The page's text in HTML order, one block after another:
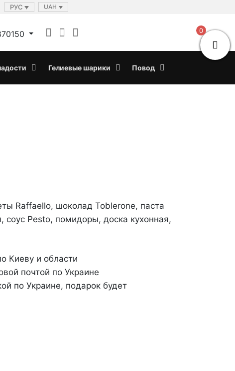
РУС UAH
Гелиевые шарики Повод
Raffaello, шоколад Toblerone, паста
Pesto, помидоры, доска кухонная,
Киеву и области
почтой по Украине
по Украине, подарок будет
0